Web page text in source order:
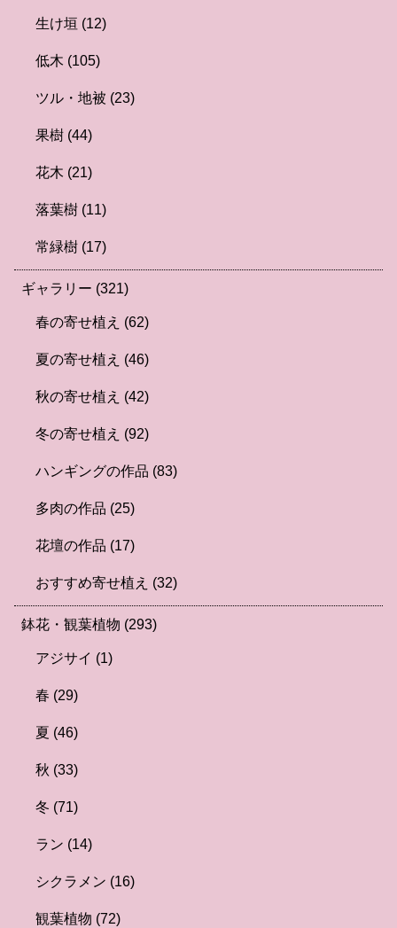
生け垣 (12)
低木 (105)
ツル・地被 (23)
果樹 (44)
花木 (21)
落葉樹 (11)
常緑樹 (17)
ギャラリー (321)
春の寄せ植え (62)
夏の寄せ植え (46)
秋の寄せ植え (42)
冬の寄せ植え (92)
ハンギングの作品 (83)
多肉の作品 (25)
花壇の作品 (17)
おすすめ寄せ植え (32)
鉢花・観葉植物 (293)
アジサイ (1)
春 (29)
夏 (46)
秋 (33)
冬 (71)
ラン (14)
シクラメン (16)
観葉植物 (72)